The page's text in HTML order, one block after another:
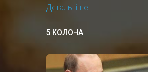
Детальніше...
5 КОЛОНА